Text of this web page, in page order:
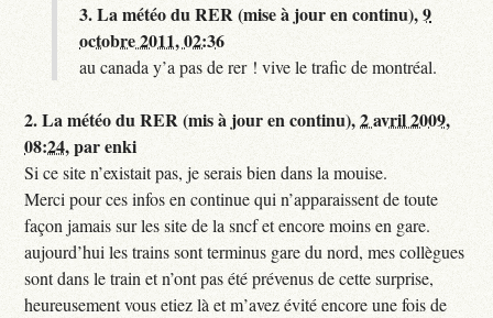
3.La météo du RER (mise à jour en continu),9
octobre 2011, 02:36
au canada y’a pas de rer ! vive le trafic de montréal.
2.La météo du RER (mis à jour en continu),2 avril 2009,
08:24,parenki
Si ce site n’existait pas, je serais bien dans la mouise.
Merci pour ces infos en continue qui n’apparaissent de toute
façon jamais sur les site de la sncf et encore moins en gare.
aujourd’hui les trains sont terminus gare du nord, mes collègues
sont dans le train et n’ont pas été prévenus de cette surprise,
heureusement vous etiez là et m’avez évité encore une fois de